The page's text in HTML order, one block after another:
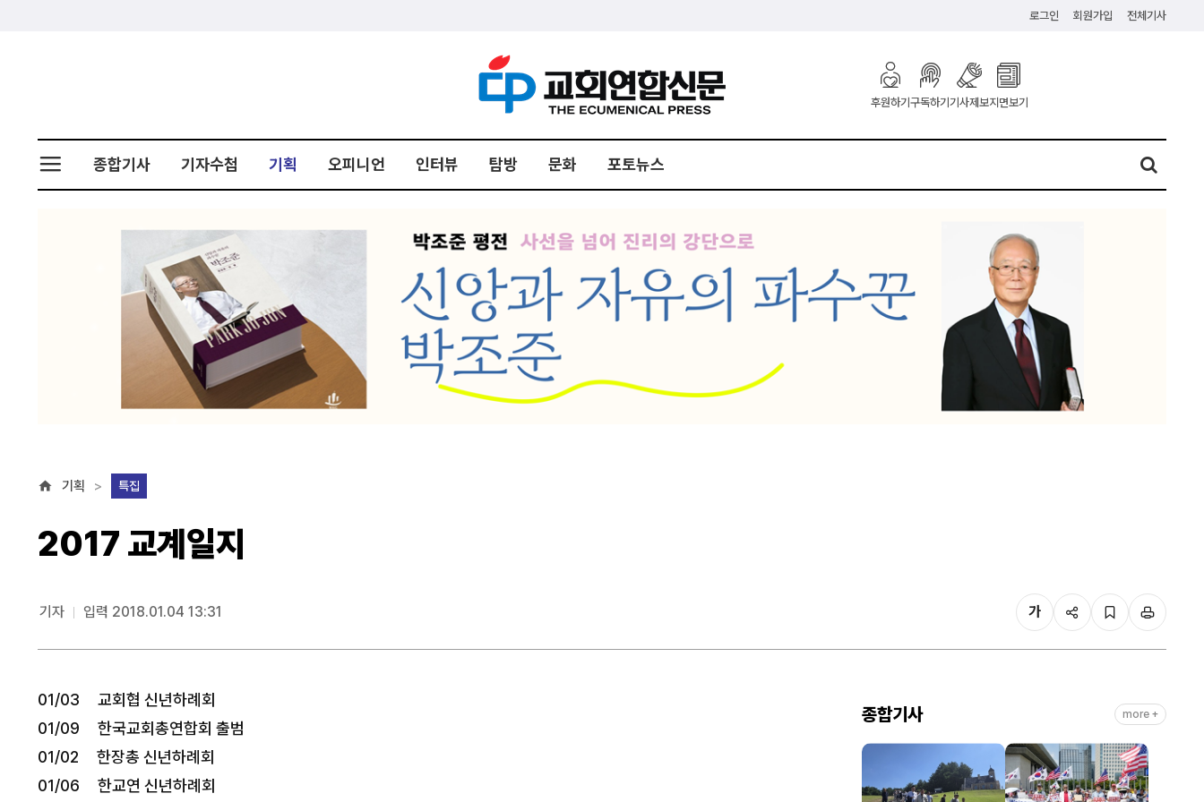
로그인 회원가입 전체기사
후원하기 구독하기기사제보지면보기
종합기사 기자수첩 기획 오피니언 인터뷰 탐방 문화 포토뉴스
기획 특집
2017 교계일지
기자 입력 2018.01.04 13:31 가
01/03 교회협 신년하례회
01/09 한국교회총연합회 출범
01/02 한장총 신년하례회
01/06 한교연 신년하례회
종합기사 more +